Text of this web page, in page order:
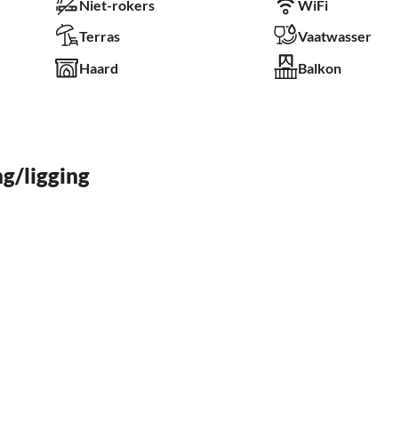
Niet-rokers
WiFi
Terras
Vaatwasser
Haard Balkon
ligging